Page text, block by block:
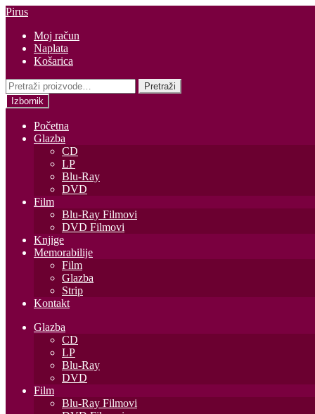
Preskoči
navigaciju
Skoči
sadržaja
Pirus
Moj račun
Naplata
Košarica
Pretraži:
Pretraži
Izbornik
Početna
Glazba
CD
LP
Blu-Ray
DVD
Film
Blu-Ray Filmovi
DVD Filmovi
Knjige
Memorabilije
Film
Glazba
Strip
Kontakt
Glazba
CD
LP
Blu-Ray
DVD
Film
Blu-Ray Filmovi